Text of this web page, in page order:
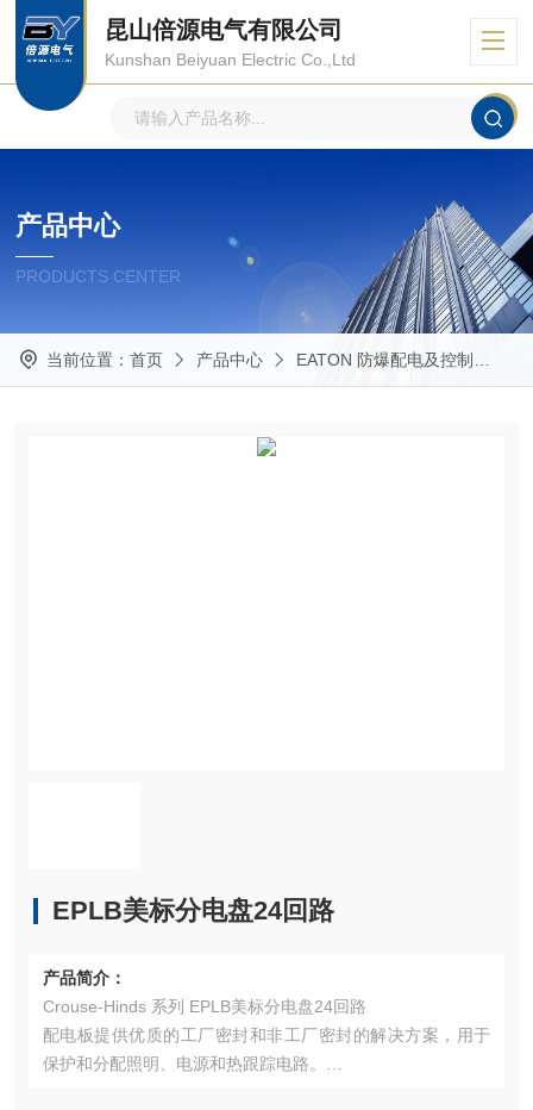
昆山倍源电气有限公司
Kunshan Beiyuan Electric Co.,Ltd
产品中心
PRODUCTS CENTER
当前位置： 首页 产品中心 EATON 防爆配电及控制
EPLB美标分电盘24回路
产品简介：
Crouse-Hinds 系列 EPLB美标分电盘24回路
配电板提供优质的工厂密封和非工厂密封的解决方案，用于
保护和分配照明、电源和热跟踪电路。